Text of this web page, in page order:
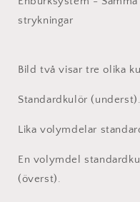
strykningar
Bild två visar tre olika
Standardkulör (underst).
Lika volymdelar
En volymdel
(överst).